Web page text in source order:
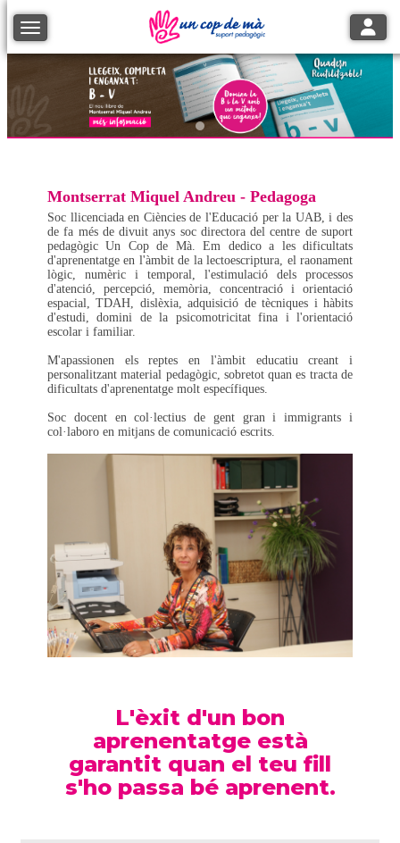
Toggle navigation
Montserrat Miquel Andreu - Pedagoga
Soc llicenciada en Ciències de l'Educació per la UAB, i des
de fa més de divuit anys soc directora del centre de suport
pedagògic Un Cop de Mà. Em dedico a les dificultats
d'aprenentatge en l'àmbit de la lectoescriptura, el raonament
lògic, numèric i temporal, l'estimulació dels processos
d'atenció, percepció, memòria, concentració i orientació
espacial, TDAH, dislèxia, adquisició de tècniques i hàbits
d'estudi, domini de la psicomotricitat fina i l'orientació
escolar i familiar.
M'apassionen els reptes en l'àmbit educatiu creant i
personalitzant material pedagògic, sobretot quan es tracta de
dificultats d'aprenentatge molt específiques.
Soc docent en col·lectius de gent gran i immigrants i
col·laboro en mitjans de comunicació escrits.
L'èxit d'un bon
aprenentatge està
garantit quan el teu fill
s'ho passa bé aprenent.